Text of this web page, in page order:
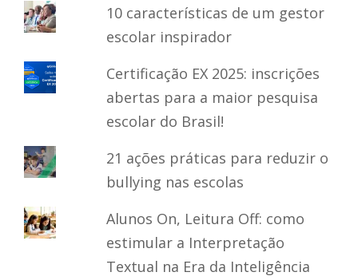
10 características de um gestor
escolar inspirador
Certificação EX 2025: inscrições
abertas para a maior pesquisa
escolar do Brasil!
21 ações práticas para reduzir o
bullying nas escolas
Alunos On, Leitura Off: como
estimular a Interpretação
Textual na Era da Inteligência